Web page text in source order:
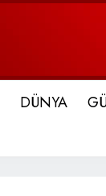
DÜNYA